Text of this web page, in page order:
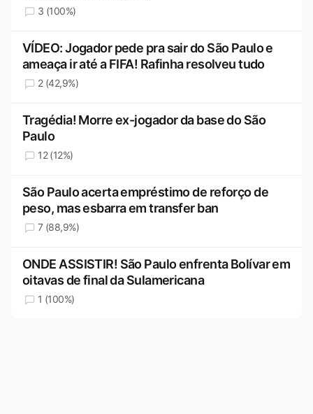
3 (100%)
VÍDEO: Jogador pede pra sair do São Paulo e
ameaça ir até a FIFA! Rafinha resolveu tudo
2 (42,9%)
Tragédia! Morre ex-jogador da base do São
Paulo
12 (12%)
São Paulo acerta empréstimo de reforço de
peso, mas esbarra em transfer ban
7 (88,9%)
ONDE ASSISTIR! São Paulo enfrenta Bolívar em
oitavas de final da Sulamericana
1 (100%)